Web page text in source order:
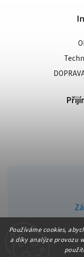
Používáme cookies,
a díky analýze provozu